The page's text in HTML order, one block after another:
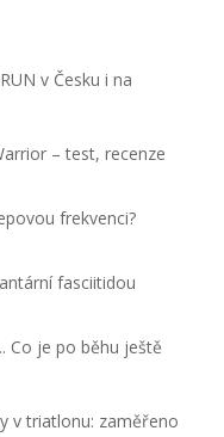
v Česku i na
– test, recenze
frekvenci?
fasciitidou
Co je po běhu ještě
v triatlonu: zaměřeno